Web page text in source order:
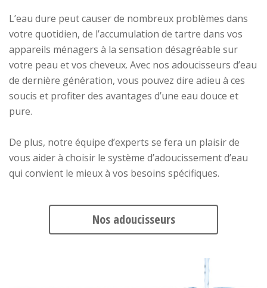
L’eau dure peut causer de nombreux problèmes dans
votre quotidien, de l’accumulation de tartre dans vos
appareils ménagers à la sensation désagréable sur
votre peau et vos cheveux. Avec nos adoucisseurs d’eau
de dernière génération, vous pouvez dire adieu à ces
soucis et profiter des avantages d’une eau douce et
pure.
De plus, notre équipe d’experts se fera un plaisir de
vous aider à choisir le système d’adoucissement d’eau
qui convient le mieux à vos besoins spécifiques.
Nos adoucisseurs